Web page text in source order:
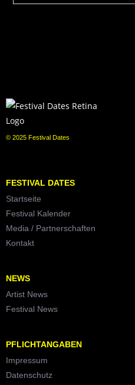
© 2025 Festival Dates
FESTIVAL DATES
Startseite
Festival Kalender
Media / Partnerschaften
Kontakt
NEWS
Artist News
Festival News
PFLICHTANGABEN
Impressum
Datenschutz